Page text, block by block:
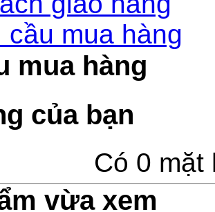
cầu mua hàng
mua hàng
của bạn
Có 0 mặt
vừa xem